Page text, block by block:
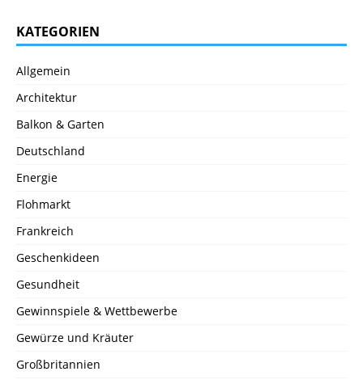
KATEGORIEN
Allgemein
Architektur
Balkon & Garten
Deutschland
Energie
Flohmarkt
Frankreich
Geschenkideen
Gesundheit
Gewinnspiele & Wettbewerbe
Gewürze und Kräuter
Großbritannien